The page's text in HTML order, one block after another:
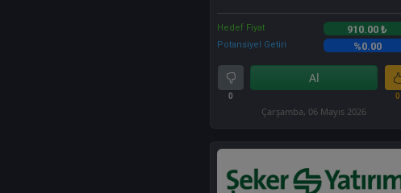
Hedef Fiyat 910.00 ₺
Potansiyel Getiri %0.00
0
Al
0
Çarşamba, 06 Mayıs 2026